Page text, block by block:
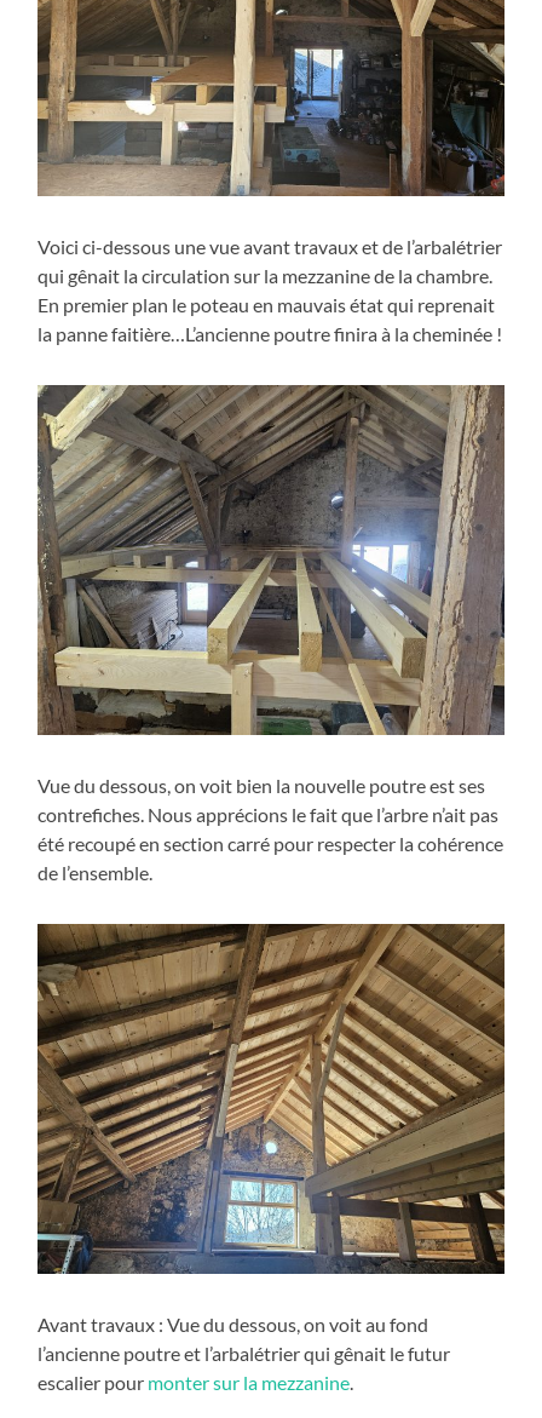
Voici ci-dessous une vue avant travaux et de l’arbalétrier
qui gênait la circulation sur la mezzanine de la chambre.
En premier plan le poteau en mauvais état qui reprenait
la panne faitière…L’ancienne poutre finira à la cheminée !
Vue du dessous, on voit bien la nouvelle poutre est ses
contrefiches. Nous apprécions le fait que l’arbre n’ait pas
été recoupé en section carré pour respecter la cohérence
de l’ensemble.
Avant travaux : Vue du dessous, on voit au fond
l’ancienne poutre et l’arbalétrier qui gênait le futur
escalier pour monter sur la mezzanine